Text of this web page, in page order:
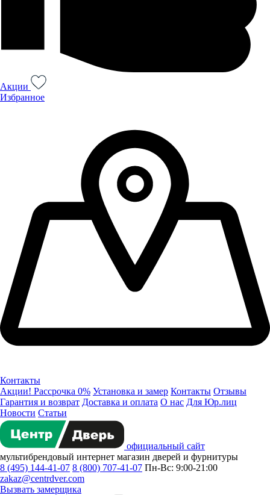
Акции
Избранное
Контакты
Акции! Рассрочка 0% Установка и замер Контакты Отзывы
Гарантия и возврат Доставка и оплата О нас Для Юр.лиц
Новости Статьи
официальный сайт
мультибрендовый интернет магазин дверей и фурнитуры
8 (495) 144-41-07 8 (800) 707-41-07 Пн-Вс: 9:00-21:00
zakaz@centrdver.com
Вызвать замерщика